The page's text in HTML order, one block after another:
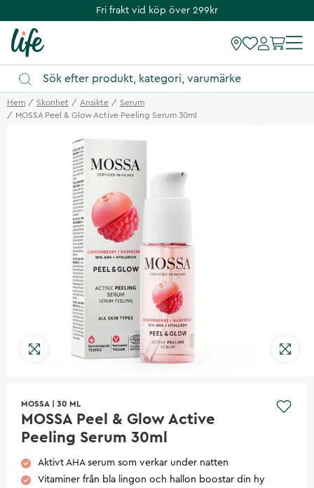
Fri frakt vid köp över 299kr
Hem Skonhet Ansikte
Serum
MOSSA Peel & Glow Active Peeling Serum 30ml
MOSSA 30 ML
MOSSA Peel & Glow Active
Peeling Serum 30ml
Aktivt AHA serum som verkar under natten
Vitaminer från bla lingon och hallon boostar din hy